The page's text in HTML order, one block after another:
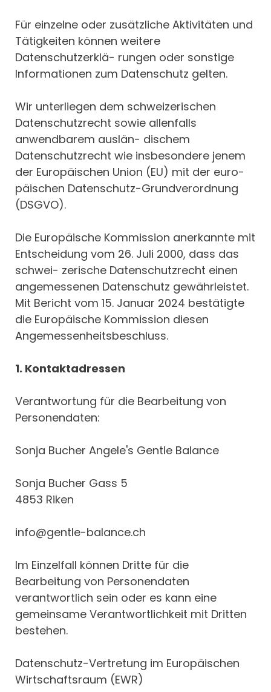
Für einzelne oder zusätzliche Aktivitäten und
Tätigkeiten können weitere
Datenschutzerklä- rungen oder sonstige
Informationen zum Datenschutz gelten.
Wir unterliegen dem schweizerischen
Datenschutzrecht sowie allenfalls
anwendbarem auslän- dischem
Datenschutzrecht wie insbesondere jenem
der Europäischen Union (EU) mit der euro-
päischen Datenschutz-Grundverordnung
(DSGVO).
Die Europäische Kommission anerkannte mit
Entscheidung vom 26. Juli 2000, dass das
schwei- zerische Datenschutzrecht einen
angemessenen Datenschutz gewährleistet.
Mit Bericht vom 15. Januar 2024 bestätigte
die Europäische Kommission diesen
Angemessenheitsbeschluss.
1. Kontaktadressen
Verantwortung für die Bearbeitung von
Personendaten:
Sonja Bucher Angele's Gentle Balance
Sonja Bucher Gass 5
4853 Riken
info@gentle-balance.ch
Im Einzelfall können Dritte für die
Bearbeitung von Personendaten
verantwortlich sein oder es kann eine
gemeinsame Verantwortlichkeit mit Dritten
bestehen.
Datenschutz-Vertretung im Europäischen
Wirtschaftsraum (EWR)